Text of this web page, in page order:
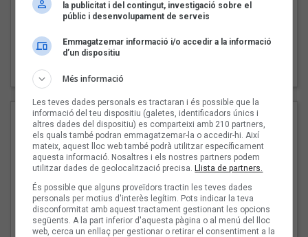
"Les cabres"
94 Rules amb Compte
la publicitat i del contingut, investigació sobre el
públic i desenvolupament de serveis
Emmagatzemar informació i/o accedir a la informació
d’un dispositiu
Més informació
Les teves dades personals es tractaran i és possible que la
informació del teu dispositiu (galetes, identificadors únics i
altres dades del dispositiu) es comparteixi amb 210 partners,
els quals també podran emmagatzemar-la o accedir-hi. Així
mateix, aquest lloc web també podrà utilitzar específicament
aquesta informació. Nosaltres i els nostres partners podem
utilitzar dades de geolocalització precisa. Llista de partners.
És possible que alguns proveïdors tractin les teves dades
personals per motius d'interès legítim. Pots indicar la teva
disconformitat amb aquest tractament gestionant les opcions
següents. A la part inferior d'aquesta pàgina o al menú del lloc
web, cerca un enllaç per gestionar o retirar el consentiment a la